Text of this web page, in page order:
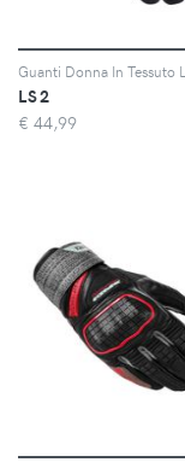
LS2
€ 44,99